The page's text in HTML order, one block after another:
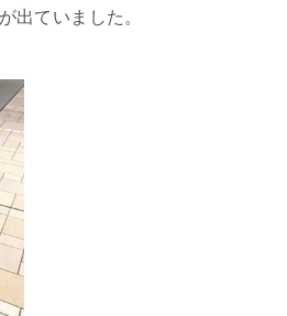
出ていました。